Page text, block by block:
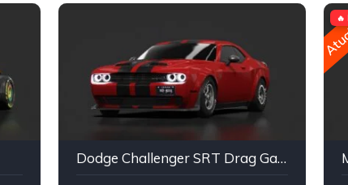
Dodge Challenger SRT Drag Gang | MLZ
🔥